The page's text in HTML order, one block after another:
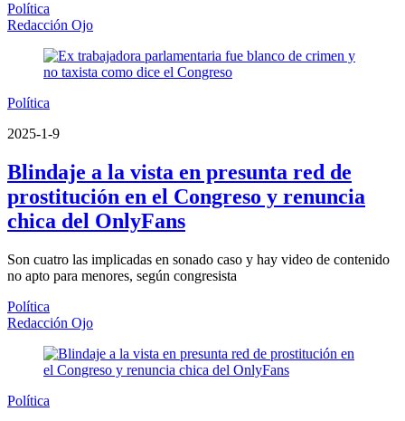
Política
Redacción Ojo
Política
2025-1-9
Blindaje a la vista en presunta red de
prostitución en el Congreso y renuncia
chica del OnlyFans
Son cuatro las implicadas en sonado caso y hay video de contenido
no apto para menores, según congresista
Política
Redacción Ojo
Política